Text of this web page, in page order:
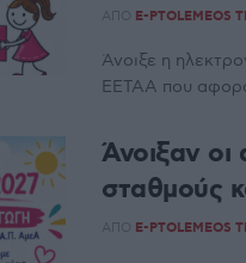
ΑΠΌ E-PTOLEMEOS
Άνοιξε η
ΕΕΤΑΑ που
Άνοιξαν οι
σταθμούς
ΑΠΌ E-PTOLEMEOS